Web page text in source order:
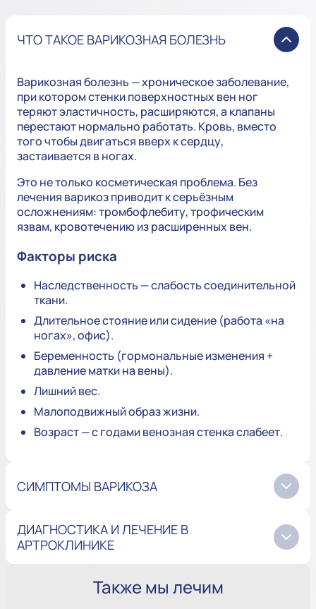
ЧТО ТАКОЕ ВАРИКОЗНАЯ БОЛЕЗНЬ
Варикозная болезнь — хроническое заболевание,
при котором стенки поверхностных вен ног
теряют эластичность, расширяются, а клапаны
перестают нормально работать. Кровь, вместо
того чтобы двигаться вверх к сердцу,
застаивается в ногах.
Это не только косметическая проблема. Без
лечения варикоз приводит к серьёзным
осложнениям: тромбофлебиту, трофическим
язвам, кровотечению из расширенных вен.
Факторы риска
Наследственность — слабость соединительной
ткани.
Длительное стояние или сидение (работа «на
ногах», офис).
Беременность (гормональные изменения +
давление матки на вены).
Лишний вес.
Малоподвижный образ жизни.
Возраст — с годами венозная стенка слабеет.
СИМПТОМЫ ВАРИКОЗА
ДИАГНОСТИКА И ЛЕЧЕНИЕ В
АРТРОКЛИНИКЕ
Также мы лечим